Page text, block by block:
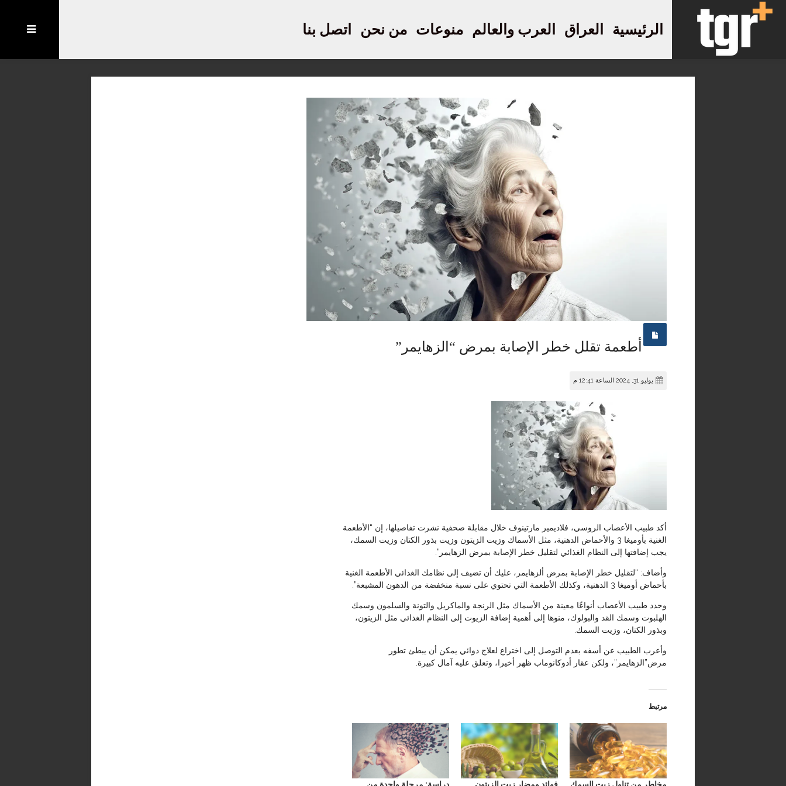
الرئيسية العراق العرب والعالم منوعات من نحن اتصل بنا
أطعمة تقلل خطر الإصابة بمرض “الزهايمر”
يوليو 31, 2024 الساعة 12:41 م
أكد طبيب الأعصاب الروسي، فلاديمير مارتينوف خلال مقابلة صحفية نشرت تفاصيلها، إن “الأطعمة
الغنية بأوميغا 3 والأحماض الدهنية، مثل الأسماك وزيت الزيتون وزيت بذور الكتان وزيت السمك،
يجب إضافتها إلى النظام الغذائي لتقليل خطر الإصابة بمرض الزهايمر”.
وأضاف: “لتقليل خطر الإصابة بمرض ألزهايمر، عليك أن تضيف إلى نظامك الغذائي الأطعمة الغنية
بأحماض أوميغا 3 الدهنية، وكذلك الأطعمة التي تحتوي على نسبة منخفضة من الدهون المشبعة”.
وحدد طبيب الأعصاب أنواعًا معينة من الأسماك مثل الرنجة والماكريل والتونة والسلمون وسمك
الهلبوت وسمك القد والبولوك، منوها إلى أهمية إضافة الزيوت إلى النظام الغذائي مثل الزيتون،
وبذور الكتان، وزيت السمك.
وأعرب الطبيب عن أسفه بعدم التوصل إلى اختراع لعلاج دوائي يمكن أن يبطئ تطور
مرض”الزهايمر”، ولكن عقار أدوكانوماب ظهر أخيرا، وتعلق عليه آمال كبيرة.
مرتبط